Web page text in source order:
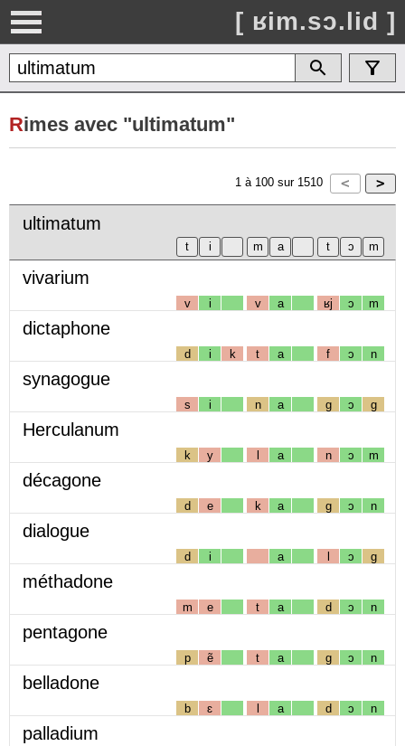
[ ʁim.sɔ.lid ]
Rimes avec "ultimatum"
1 à 100 sur 1510
ultimatum
vivarium
v i v a ʁj ɔ m
dictaphone
d i k t a f ɔ n
synagogue
s i n a g ɔ g
Herculanum
k y l a n ɔ m
décagone
d e k a g ɔ n
dialogue
d i a l ɔ g
méthadone
m e t a d ɔ n
pentagone
p ẽ t a g ɔ n
belladone
b ɛ l a d ɔ n
palladium